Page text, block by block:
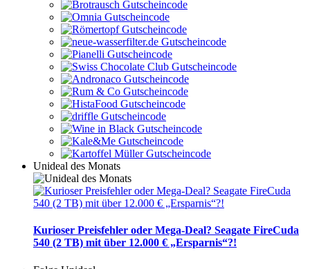
Unideal des Monats
Kurioser Preisfehler oder Mega-Deal? Seagate FireCuda
540 (2 TB) mit über 12.000 € „Ersparnis“?!